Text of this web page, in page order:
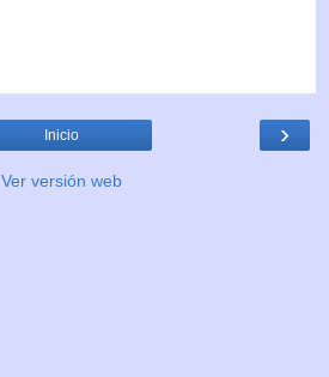
›
Inicio
Ver versión web